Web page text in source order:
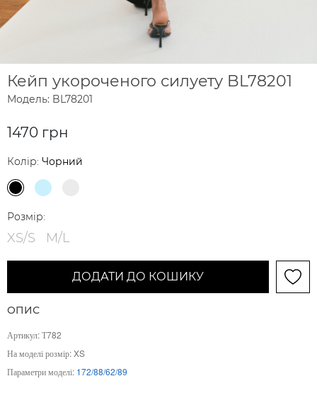
Кейп укороченого силуету BL78201
Модель: BL78201
1470 грн
Колір: Чорний
Розмір:
XS/S M/L
ДОДАТИ ДО КОШИКУ
ОПИС
Артикул: Т782
На моделі розмір: XS
Параметри моделі: 172/88/62/89